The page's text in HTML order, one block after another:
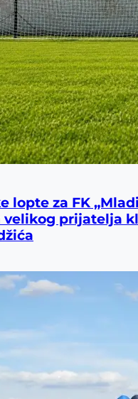
lopte za FK
velikog prijatelja